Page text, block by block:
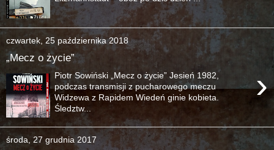
czwartek, 25 października 2018
„Mecz o życie”
›
Piotr Sowiński „Mecz o życie” Jesień 1982,
podczas transmisji z pucharowego meczu
Widzewa z Rapidem Wiedeń ginie kobieta.
Śledztw...
środa, 27 grudnia 2017